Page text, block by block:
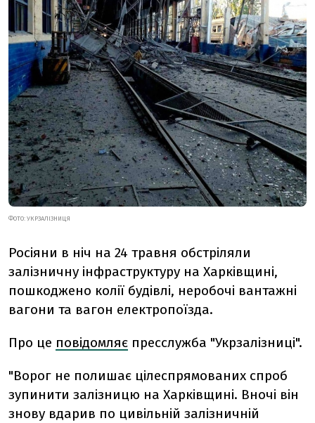
ФОТО: УКРЗАЛІЗНИЦЯ
Росіяни в ніч на 24 травня обстріляли
залізничну інфраструктуру на Харківщині,
пошкоджено колії будівлі, неробочі вантажні
вагони та вагон електропоїзда.
Про це повідомляє пресслужба "Укрзалізниці".
"Ворог не полишає цілеспрямованих спроб
зупинити залізницю на Харківщині. Вночі він
знову вдарив по цивільній залізничній